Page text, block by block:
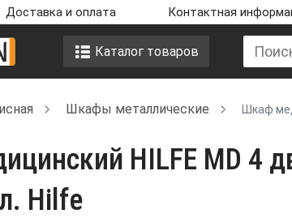
Доставка и оплата Контактная
Каталог товаров
Шкафы металлические Шкаф
HILFE MD 4
Hilfe